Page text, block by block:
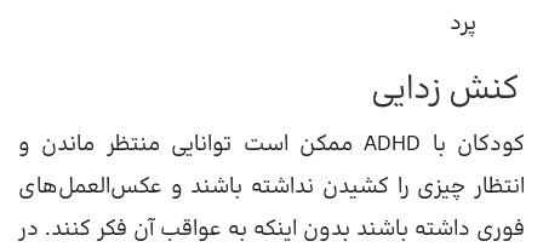
پرد
کنش زدایی
کودکان با ADHD ممکن است توانایی منتظر ماندن و
انتظار چیزی را کشیدن نداشته باشند و عکس‌العمل‌های
فوری داشته باشند بدون اینکه به عواقب آن فکر کنند. در